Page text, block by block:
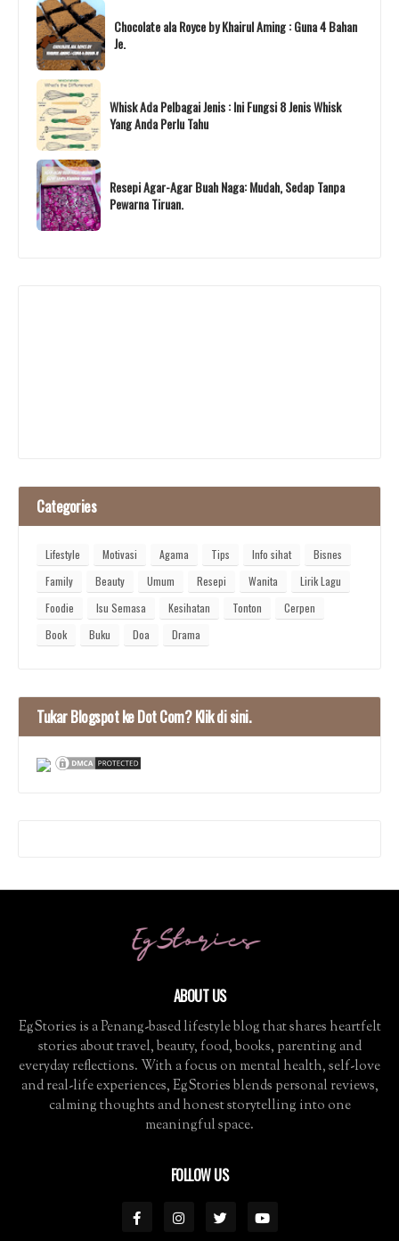
Chocolate ala Royce by Khairul Aming : Guna 4 Bahan
Je.
Whisk Ada Pelbagai Jenis : Ini Fungsi 8 Jenis Whisk
Yang Anda Perlu Tahu
Resepi Agar-Agar Buah Naga: Mudah, Sedap Tanpa
Pewarna Tiruan.
Categories
Lifestyle Motivasi Agama Tips Info sihat
Bisnes
Family
Beauty Umum Resepi Wanita
Lirik Lagu
Foodie
Isu Semasa Kesihatan Tonton
Cerpen
Book
Buku Doa Drama
Tukar Blogspot ke Dot Com? Klik di sini.
ABOUT US
EgStories is a Penang-based lifestyle blog that shares heartfelt
stories about travel, beauty, food, books, parenting and
everyday reflections. With a focus on mental health, self-love
and real-life experiences, EgStories blends personal reviews,
calming thoughts and honest storytelling into one
meaningful space.
FOLLOW US